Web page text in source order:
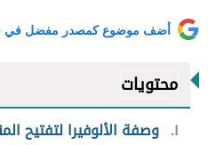
أضف موضوع كمصدر مفضل في
محتويات
١ وصفة الألوفيرا لتفتيح